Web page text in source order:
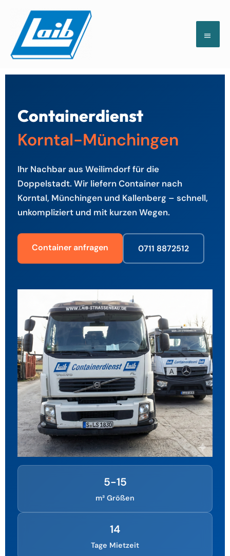
springen
Containerdienst
Korntal-Münchingen
Ihr Nachbar aus Weilimdorf für die
Doppelstadt. Wir liefern Container nach
Korntal, Münchingen und Kallenberg – schnell,
unkompliziert und mit kurzen Wegen.
Container anfragen 0711 8872512
5-15
m³ Größen
14
Tage Mietzeit